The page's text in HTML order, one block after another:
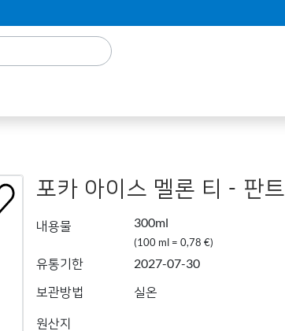
포카 아이스 멜론 티 - 판트
내용물 300ml
(100 ml = 0,78 €)
유통기한
2027-07-30
보관방법
실온
원산지